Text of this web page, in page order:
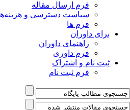
فرم ارسال مقاله
سیاست دسترسی و
فرم ها
برای داوران
راهنمای داوران
فرم داوری
ثبت نام و اشتراک
فرم ثبت نام